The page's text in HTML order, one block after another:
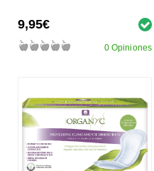
9,95€
0 Opiniones